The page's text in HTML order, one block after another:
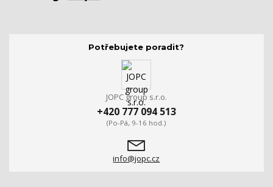
Potřebujete poradit?
JOPC group s.r.o.
+420 777 094 513
(Po-Pá, 9-16 hod.)
info@jopc.cz